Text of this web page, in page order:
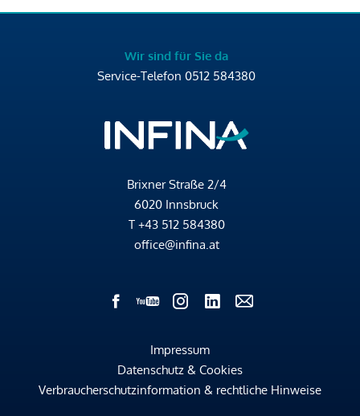
Wir sind für Sie da
Service-Telefon 0512 584380
Brixner Straße 2/4
6020 Innsbruck
T +43 512 584380
office@infina.at
Impressum
Datenschutz & Cookies
Verbraucherschutzinformation & rechtliche Hinweise